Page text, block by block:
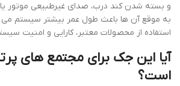
و بسته شدن کند درب، صدای غیرطبیعی موتور
به موقع آن ها باعث طول عمر بیشتر سیستم
استفاده از محصولات معتبر، کارایی و امنیت
آیا این جک برای مجتمع های
است؟